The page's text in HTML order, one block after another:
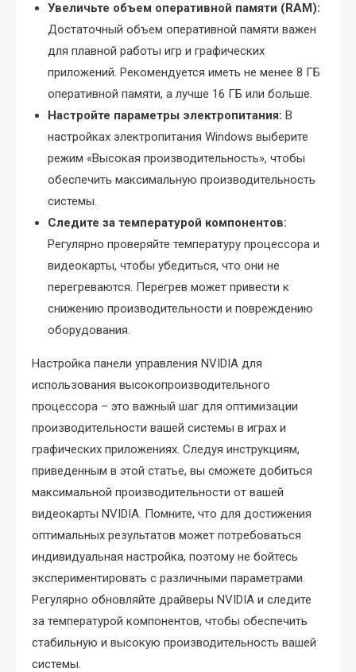
Увеличьте объем оперативной памяти (RAM):
Достаточный объем оперативной памяти важен
для плавной работы игр и графических
приложений. Рекомендуется иметь не менее 8 ГБ
оперативной памяти, а лучше 16 ГБ или больше.
Настройте параметры электропитания: В
настройках электропитания Windows выберите
режим «Высокая производительность», чтобы
обеспечить максимальную производительность
системы.
Следите за температурой компонентов:
Регулярно проверяйте температуру процессора и
видеокарты, чтобы убедиться, что они не
перегреваются. Перегрев может привести к
снижению производительности и повреждению
оборудования.
Настройка панели управления NVIDIA для
использования высокопроизводительного
процессора – это важный шаг для оптимизации
производительности вашей системы в играх и
графических приложениях. Следуя инструкциям,
приведенным в этой статье, вы сможете добиться
максимальной производительности от вашей
видеокарты NVIDIA. Помните, что для достижения
оптимальных результатов может потребоваться
индивидуальная настройка, поэтому не бойтесь
экспериментировать с различными параметрами.
Регулярно обновляйте драйверы NVIDIA и следите
за температурой компонентов, чтобы обеспечить
стабильную и высокую производительность вашей
системы.